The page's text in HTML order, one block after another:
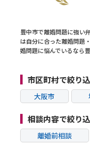
豊中市で離婚問題に強い
は自分に合った離婚問題
婚問題に悩んでいるなら
市区町村で絞り
大阪市
相談内容で絞り
離婚前相談